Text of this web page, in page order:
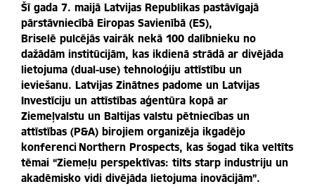
Šī gada 7. maijā Latvijas Republikas pastāvīgajā
pārstāvniecībā Eiropas Savienībā (ES),
Briselē pulcējās vairāk nekā 100 dalībnieku no
dažādām institūcijām, kas ikdienā strādā ar divējāda
lietojuma (dual-use) tehnoloģiju attīstību un
ieviešanu. Latvijas Zinātnes padome un Latvijas
Investīciju un attīstības aģentūra kopā ar
Ziemeļvalstu un Baltijas valstu pētniecības un
attīstības (P&A) birojiem organizēja ikgadējo
konferenci Northern Prospects, kas šogad tika veltīts
tēmai “Ziemeļu perspektīvas: tilts starp industriju un
akadēmisko vidi divējāda lietojuma inovācijām”.